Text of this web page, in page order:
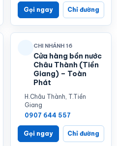
Gọi ngay Chỉ đường
CHI NHÁNH 16
Cửa hàng bồn nước
Châu Thành (Tiền
Giang) – Toàn
Phát
H.Châu Thành, T.Tiền
Giang
0907 644 557
Gọi ngay Chỉ đường